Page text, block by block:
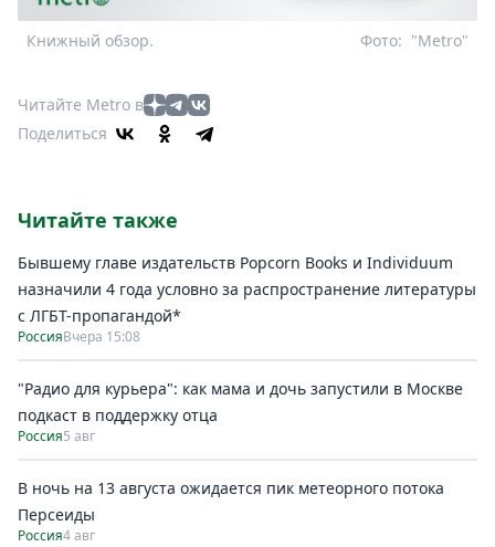
Книжный обзор. "Metro"
Фото:
Читайте Metro в
Поделиться
Читайте также
Бывшему главе издательств Popcorn Books и Individuum
назначили 4 года условно за распространение литературы
с ЛГБТ-пропагандой*
РоссияВчера 15:08
"Радио для курьера": как мама и дочь запустили в Москве
подкаст в поддержку отца
Россия5 авг
В ночь на 13 августа ожидается пик метеорного потока
Персеиды
Россия4 авг